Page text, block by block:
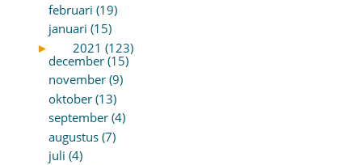
februari (19)
januari (15)
►
2021 (123)
december (15)
november (9)
oktober (13)
september (4)
augustus (7)
juli (4)